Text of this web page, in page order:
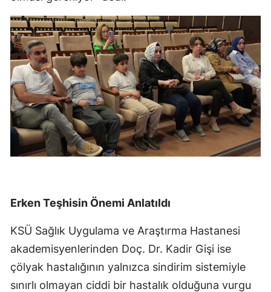
Erken Teşhisin Önemi Anlatıldı
KSÜ Sağlık Uygulama ve Araştırma Hastanesi
akademisyenlerinden Doç. Dr. Kadir Gişi ise
çölyak hastalığının yalnızca sindirim sistemiyle
sınırlı olmayan ciddi bir hastalık olduğuna vurgu